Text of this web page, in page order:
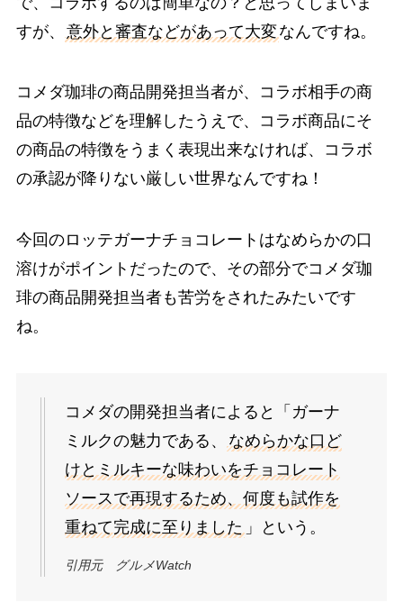
すが、
意外と審査などがあって大変なんですね。
コメダ珈琲の商品開発担当者が、コラボ相手の商
品の特徴などを理解したうえで、コラボ商品にそ
の商品の特徴をうまく表現出来なければ、コラボ
の承認が降りない厳しい世界なんですね！
今回のロッテガーナチョコレートはなめらかの口
溶けがポイントだったので、その部分でコメダ珈
琲の商品開発担当者も苦労をされたみたいです
ね。
コメダの開発担当者によると「ガーナ
ミルクの魅力である、
なめらかな口ど
けとミルキーな味わいをチョコレート
ソースで再現するため、何度も試作を
重ねて完成に至りました 」という。
引用元 グルメWatch